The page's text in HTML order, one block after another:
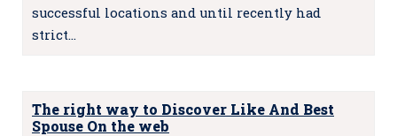
successful locations and until recently had
strict…
The right way to Discover Like And Best
Spouse On the web